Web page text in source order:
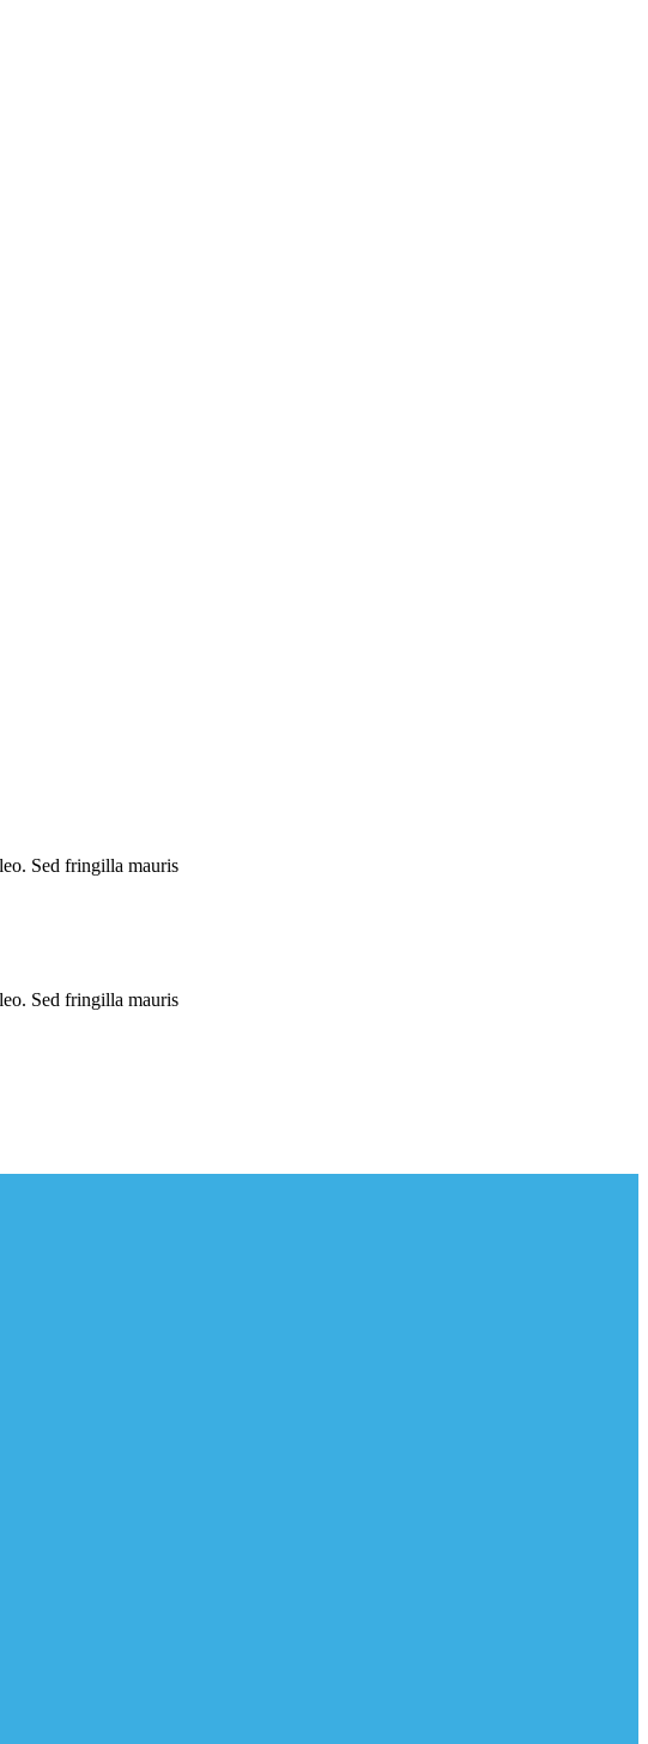
Sed fringilla mauris
Sed fringilla mauris